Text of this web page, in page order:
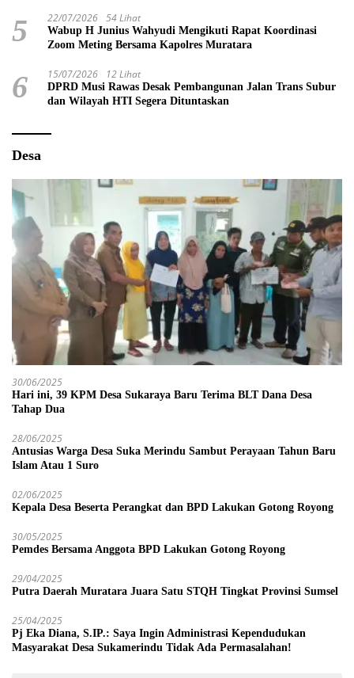
5 22/07/2026 54 Lihat
Wabup H Junius Wahyudi Mengikuti Rapat Koordinasi
Zoom Meting Bersama Kapolres Muratara
6 15/07/2026 12 Lihat
DPRD Musi Rawas Desak Pembangunan Jalan Trans Subur
dan Wilayah HTI Segera Dituntaskan
Desa
30/06/2025
Hari ini, 39 KPM Desa Sukaraya Baru Terima BLT Dana Desa
Tahap Dua
28/06/2025
Antusias Warga Desa Suka Merindu Sambut Perayaan Tahun Baru
Islam Atau 1 Suro
02/06/2025
Kepala Desa Beserta Perangkat dan BPD Lakukan Gotong Royong
30/05/2025
Pemdes Bersama Anggota BPD Lakukan Gotong Royong
29/04/2025
Putra Daerah Muratara Juara Satu STQH Tingkat Provinsi Sumsel
25/04/2025
Pj Eka Diana, S.IP.: Saya Ingin Administrasi Kependudukan
Masyarakat Desa Sukamerindu Tidak Ada Permasalahan!